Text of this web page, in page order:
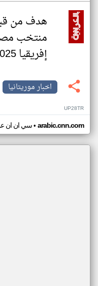
هدف من
منتخب
إفريقيا 2025
اخبار موريتانيا
UP28TR
سي ان ان• arabic.cnn.com